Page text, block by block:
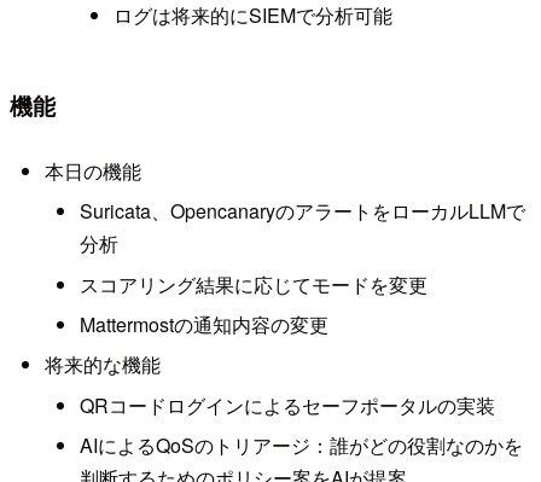
ログは将来的にSIEMで分析可能
機能
本日の機能
Suricata、OpencanaryのアラートをローカルLLMで
分析
スコアリング結果に応じてモードを変更
Mattermostの通知内容の変更
将来的な機能
QRコードログインによるセーフポータルの実装
AIによるQoSのトリアージ：誰がどの役割なのかを